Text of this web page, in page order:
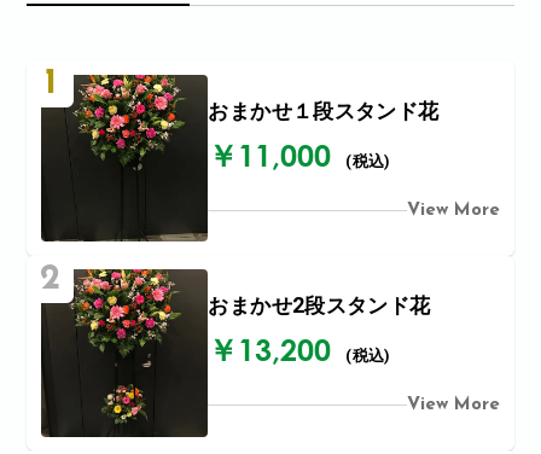
1
おまかせ１段スタンド花
￥11,000 (税込)
View More
2
おまかせ2段スタンド花
￥13,200 (税込)
View More